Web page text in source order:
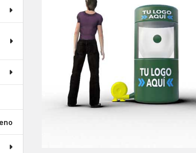
AGREGAR
SELECCIONADOS
AL CARRITO